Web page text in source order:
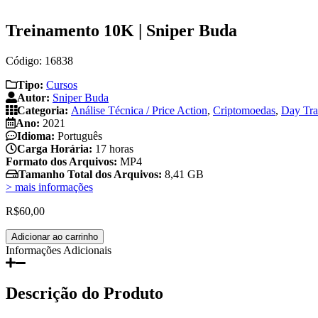
Treinamento 10K | Sniper Buda
Código: 16838
Tipo: Cursos
Autor: Sniper Buda
Categoria: Análise Técnica / Price Action, Criptomoedas, Day
Ano: 2021
Idioma: Português
Carga Horária: 17 horas
Formato dos Arquivos: MP4
Tamanho Total dos Arquivos: 8,41 GB
> mais informações
R$60,00
Treinamento
10K
|
Buda
quantidade
Adicionar ao carrinho
Informações Adicionais
Descrição do Produto